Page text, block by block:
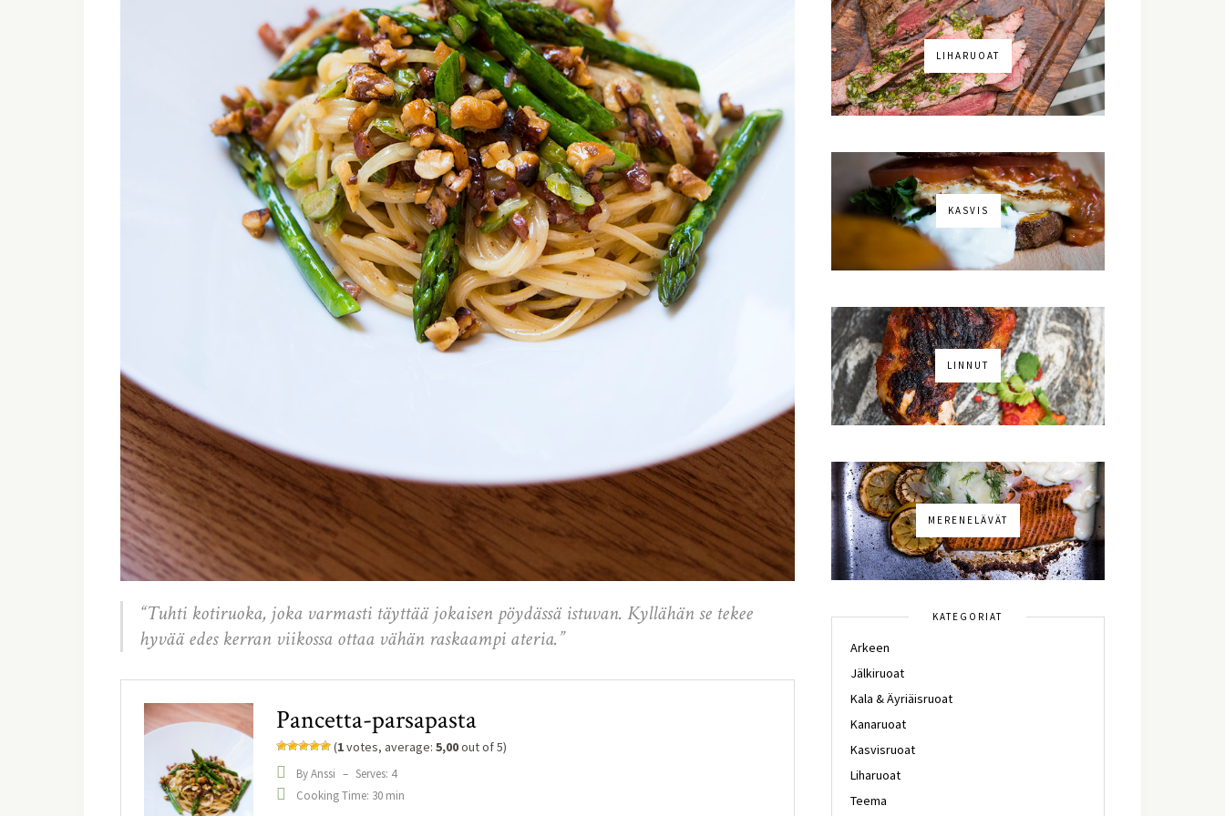
“Tuhti kotiruoka, joka varmasti täyttää jokaisen pöydässä istuvan. Kyllähän se tekee
hyvää edes kerran viikossa ottaa vähän raskaampi ateria.”
Pancetta-parsapasta
(1votes, average: 5,00out of 5)
By Anssi – Serves: 4
Cooking Time: 30 min
LIHARUOAT
KASVIS
LINNUT
MERENELÄVÄT
KATEGORIAT
Arkeen
Jälkiruoat
Kala & Äyriäisruoat
Kanaruoat
Kasvisruoat
Liharuoat
Teema